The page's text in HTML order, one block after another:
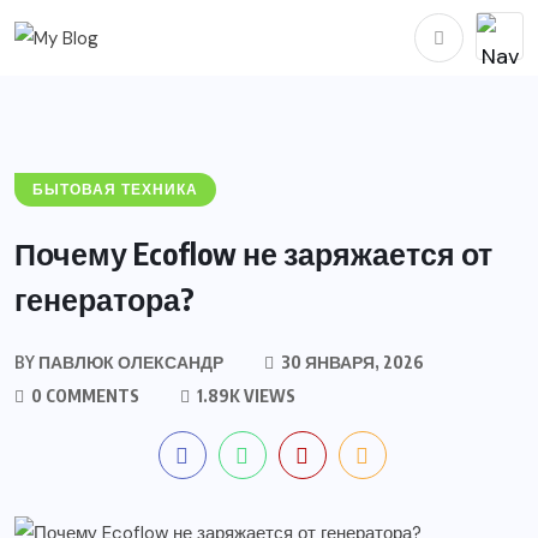
БЫТОВАЯ ТЕХНИКА
Почему Ecoflow не заряжается от
генератора?
BY ПАВЛЮК ОЛЕКСАНДР
30 ЯНВАРЯ, 2026
0 COMMENTS
1.89K VIEWS